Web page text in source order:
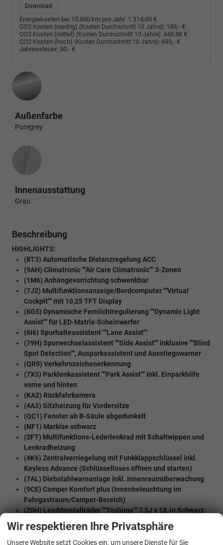
Download
Energiekosten bei 15.000 km pro Jahr: 1.314,00 €
CO2 Kosten (niedrig) (Kosten Durchschnitt 10 Jahre): 189,- €
CO2 Kosten (mittel) (Kosten Durchschnitt 10 Jahre): 448,88 €
CO2 Kosten (hoch) (Kosten Durchschnitt 10 Jahre): 693,- €
Jahressteuer: 30,- €
Außenfarbe
Puregrey
Innenausstattung
Innenausstattung
Grau
Beschreibung
HIGHLIGHTS:
(8T3) Automatische Distanzregelung ACC
(9AH) Climatronic ""Air Care Climatronic"" 3-Zonen
(1M6) Anhängevorrichtung schwenkbar
(7J2) Multifunktionsanzeige/Bordcomputer ""Virtual
Cockpit"" mit 10,25 TFT Display
(8G5) Dynamische Fernlichtregulierung ""Dynamic Light
Assist"" für LED-Matrix-Scheinwerfer
(6I6) Spurhalteassistent ""Lane Assist""
(79H) Spurwechselassistent ""Side Assist"" inklusive ""Blind
Spot Detection"", Ausparkassistent und Ausstiegswarner
(QR9) Verkehrszeichenerkennung
(7X5) Parklenkassistent ""Park Assist"" inkl. Einparkhilfe
vorne und hinten
(KA2) Rückfahrkamera
(4A3) Sitzheizung für Vordersitze
(QC1) Fenster ab B-Säule abgedunkelt
(NF1) Markise schwarz
(2FT) Multifunktions-Lederlenkrad mit Schaltwippen und
Lenkradheizung
(4K6) Zentralverriegelung mit Funkklappschlüssel inkl.
Keyless Advance (Schlüsselloses öffnen und starten)
(7AL) Diebstahlwarnanlage inkl. Innenraumüberwachung
(9CE) Camper Komfort plus (Innenbeleuchtung im
Fahrgastraum/Camper-Bereich)
(Z0H) Leichtmetallräder ""Toshima"" 7,5J x 18, in Schwarz
(N2S) Sitzbezug in Alcanara / ArtVerlour
Werksanschlussgarantie auf 5 Jahre / max. 100.000 Km
Wir respektieren Ihre Privatsphäre
Unsere Website setzt Cookies ein, um unsere Dienste für Sie